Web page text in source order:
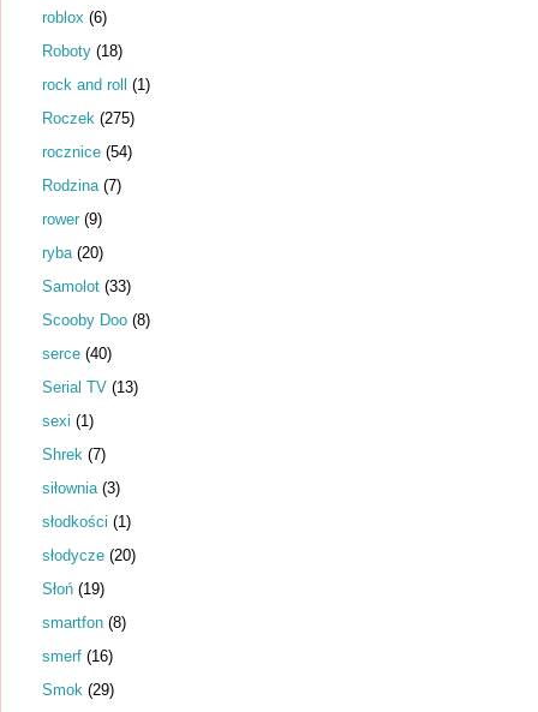
roblox (6)
Roboty (18)
rock and roll (1)
Roczek (275)
rocznice (54)
Rodzina (7)
rower (9)
ryba (20)
Samolot (33)
Scooby Doo (8)
serce (40)
Serial TV (13)
sexi (1)
Shrek (7)
siłownia (3)
słodkości (1)
słodycze (20)
Słoń (19)
smartfon (8)
smerf (16)
Smok (29)